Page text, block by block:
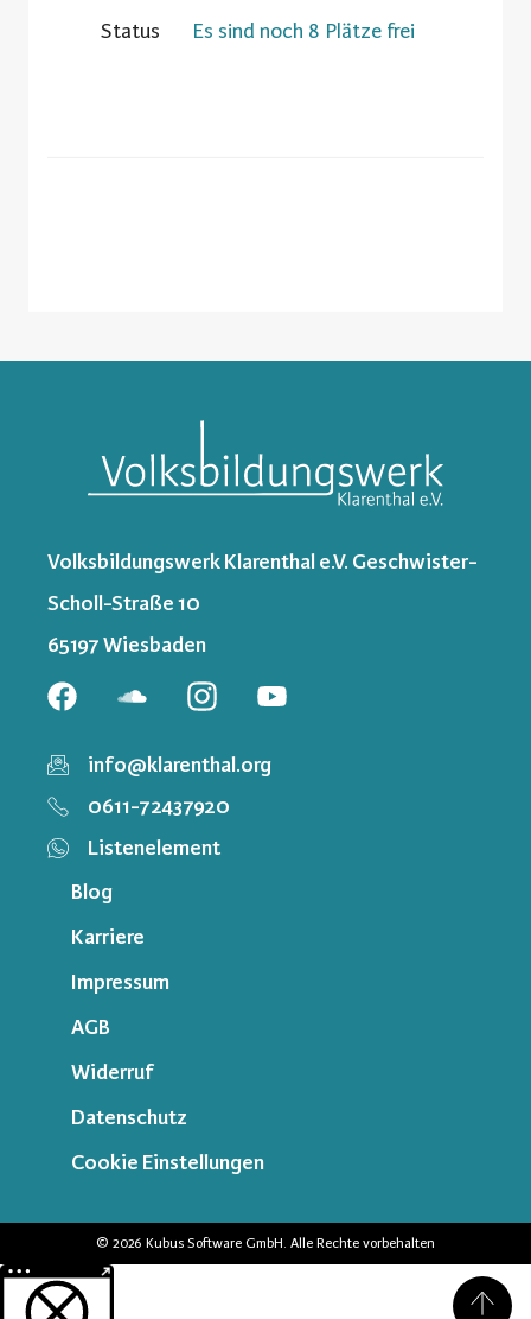
Status Es sind noch 8 Plätze frei
Volksbildungswerk Klarenthal e.V. Geschwister-
Scholl-Straße 10
65197 Wiesbaden
info@klarenthal.org
0611-72437920
Listenelement
Blog
Karriere
Impressum
AGB
Widerruf
Datenschutz
Cookie Einstellungen
© 2026 Kubus Software GmbH. Alle Rechte vorbehalten
Weitere Informationen über den gesperrten Inhalt.